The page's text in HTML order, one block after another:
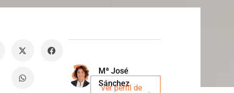
Mª José
Sánchez
Ver perfil de